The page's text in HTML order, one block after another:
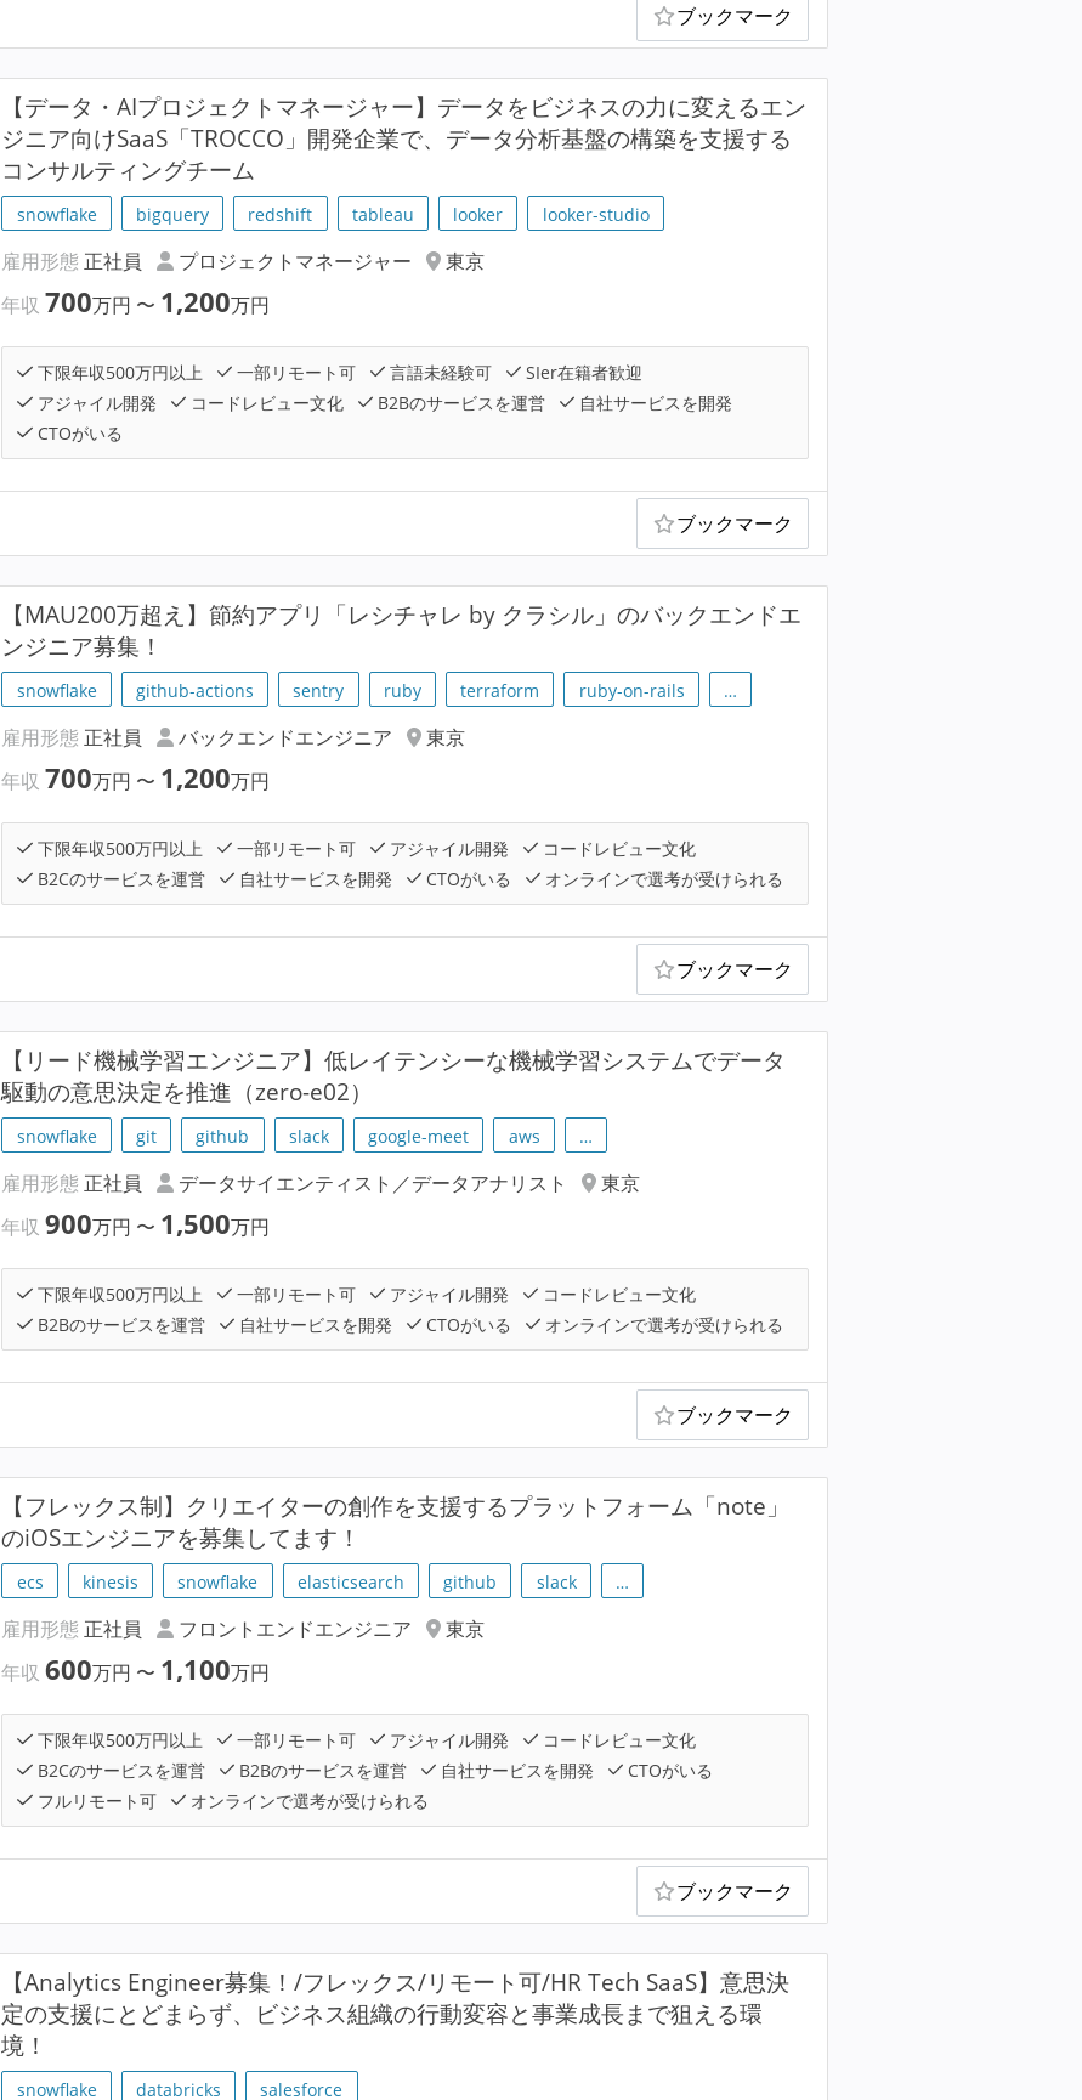
ブックマーク
【データ・AIプロジェクトマネージャー】データをビジネスの力に変えるエン
ジニア向けSaaS「TROCCO」開発企業で、データ分析基盤の構築を支援する
コンサルティングチーム
snowflake bigquery redshift tableau looker looker-studio
雇用形態 正社員 プロジェクトマネージャー
東京
年収700万円 〜 1,200万円
下限年収500万円以上 一部リモート可 言語未経験可
SIer在籍者歓迎
アジャイル開発
コードレビュー文化 B2Bのサービスを運営
自社サービスを開発
CTOがいる
ブックマーク
【MAU200万超え】節約アプリ「レシチャレ by クラシル」のバックエンドエ
ンジニア募集！
snowflake github-actions sentry ruby terraform ruby-on-rails …
雇用形態 正社員 バックエンドエンジニア
東京
年収700万円 〜 1,200万円
下限年収500万円以上 一部リモート可 アジャイル開発
コードレビュー文化
B2Cのサービスを運営
自社サービスを開発 CTOがいる オンラインで選考が受けられる
ブックマーク
【リード機械学習エンジニア】低レイテンシーな機械学習システムでデータ
駆動の意思決定を推進（zero-e02）
snowflake git github slack google-meet aws …
雇用形態 正社員 データサイエンティスト／データアナリスト
東京
年収900万円 〜 1,500万円
下限年収500万円以上 一部リモート可 アジャイル開発
コードレビュー文化
B2Bのサービスを運営
自社サービスを開発 CTOがいる オンラインで選考が受けられる
ブックマーク
【フレックス制】クリエイターの創作を支援するプラットフォーム「note」
のiOSエンジニアを募集してます！
ecs kinesis snowflake elasticsearch github slack …
雇用形態 正社員 フロントエンドエンジニア
東京
年収600万円 〜 1,100万円
下限年収500万円以上 一部リモート可 アジャイル開発
コードレビュー文化
B2Cのサービスを運営
B2Bのサービスを運営 自社サービスを開発
CTOがいる
フルリモート可
オンラインで選考が受けられる
ブックマーク
【Analytics Engineer募集！/フレックス/リモート可/HR Tech SaaS】意思決
定の支援にとどまらず、ビジネス組織の行動変容と事業成長まで狙える環
境！
snowflake databricks salesforce